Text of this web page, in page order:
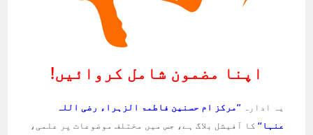
اپنا مضمون شامل کروائیں!
یہ ادارہ’’مرکز ام حسنین فاطمۃ الزہراء رضی اللہ
عنہا‘‘ کا آفیشل بلاگ ہے، جس میں مختلف موضوعات پر علمی،